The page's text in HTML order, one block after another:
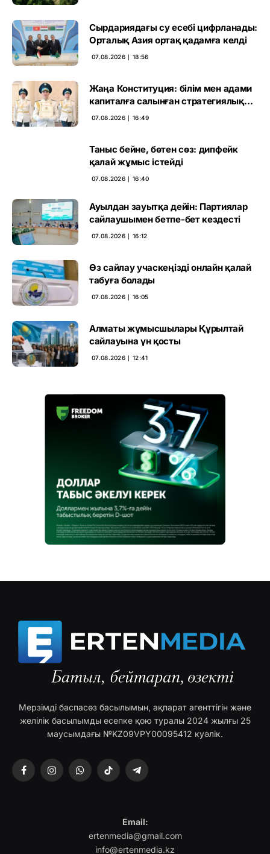
Сырдариядағы су есебі цифрланады:
Орталық Азия ортақ қадамға келді
07.08.2026 ∣ 18:56
Жаңа Конституция: білім мен адами
капиталға салынған стратегиялық
негіз
07.08.2026 ∣ 16:49
Таныс бейне, бөтен сөз: дипфейк
қалай жұмыс істейді
07.08.2026 ∣ 16:40
Ауылдан зауытқа дейін: Партиялар
сайлаушымен бетпе-бет кездесті
07.08.2026 ∣ 16:12
Өз сайлау учаскеңізді онлайн қалай
табуға болады
07.08.2026 ∣ 16:05
Алматы жұмысшылары Құрылтай
сайлауына үн қосты
07.08.2026 ∣ 12:41
Мерзімді баспасөз басылымын, ақпарат агенттігін және
желілік басылымды есепке қою туралы 2024 жылғы 25
маусымдағы №KZ09VPY00095412 куәлік.
FacebookInstagramWhatsAppTikTok Telegram
Email:
ertenmedia@gmail.com
info@ertenmedia.kz